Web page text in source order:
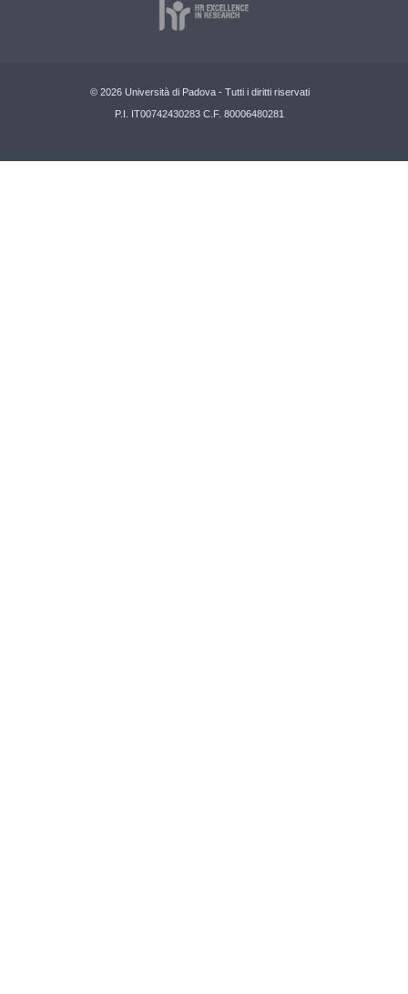
© 2026 Università di Padova - Tutti i diritti riservati
P.I. IT00742430283 C.F. 80006480281